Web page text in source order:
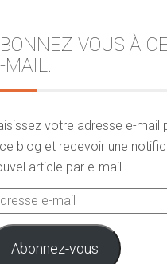
VOUS À
MAIL.
votre adresse e-mail
blog et recevoir une
article par e-mail.
Abonnez-vous